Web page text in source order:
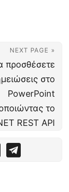
NEXT PAGE »
προσθέσετε
στο
PowerPoint
το
REST API